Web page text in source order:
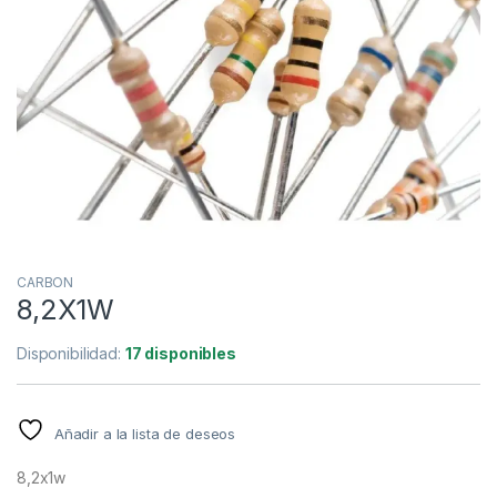
CARBON
8,2X1W
Disponibilidad: 17 disponibles
Añadir a la lista de deseos
8,2x1w